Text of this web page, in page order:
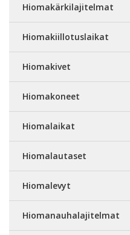
Hiomakärkilajitelmat
Hiomakiillotuslaikat
Hiomakivet
Hiomakoneet
Hiomalaikat
Hiomalautaset
Hiomalevyt
Hiomanauhalajitelmat